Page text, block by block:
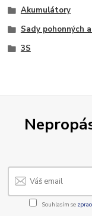
Akumulátory
Sady pohonných
3S
Souhlasím se